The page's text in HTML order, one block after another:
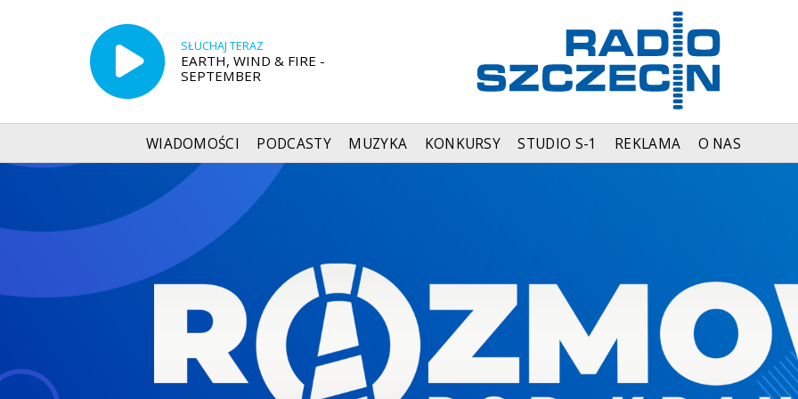
SŁUCHAJ TERAZ
EARTH, WIND & FIRE -
SEPTEMBER
WIADOMOŚCI PODCASTY MUZYKA KONKURSY STUDIO S-1 REKLAMA O NAS